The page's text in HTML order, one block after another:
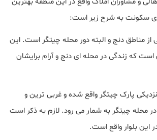
سکونت به شرح زیر است:
از مناطق دنج و البته دور محله چیتگر است. این
که زندگی در محله ‌ای دنج و آرام برایشان
پارک چیتگر واقع شده و غربی ‌ترین و
در محله چیتگر به شمار می رود. لازم به ذکر است
این بلوار واقع است.